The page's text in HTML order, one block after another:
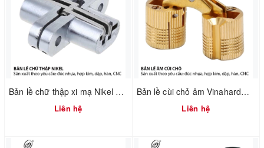
Bản lề chữ thập xi mạ Nikel Vinahardware 1260.4.11029
Liên hệ
Bản lề cùi chỏ âm Vinahardware 1260.2.10897
Liên hệ